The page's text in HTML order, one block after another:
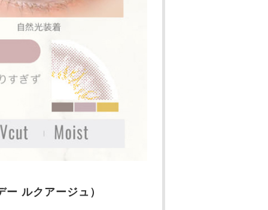
ルクアージュ）